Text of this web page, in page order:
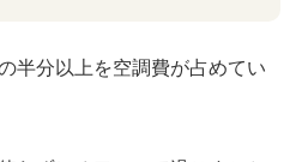
半分以上を空調費が占めてい